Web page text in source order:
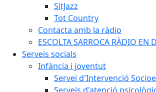
SitJazz
Tot Country
Contacta amb la ràdio
ESCOLTA SARROCA RÀDIO EN
Serveis socials
Infància i joventut
Servei d'Intervenció